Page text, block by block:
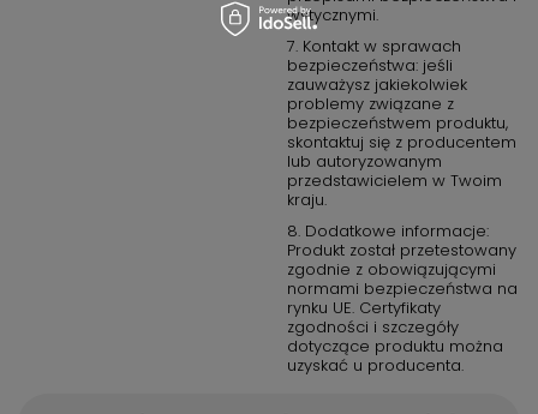
wytycznymi.
7. Kontakt w sprawach
bezpieczeństwa: jeśli
zauważysz jakiekolwiek
problemy związane z
bezpieczeństwem produktu,
skontaktuj się z producentem
lub autoryzowanym
przedstawicielem w Twoim
kraju.
8. Dodatkowe informacje:
Produkt został przetestowany
zgodnie z obowiązującymi
normami bezpieczeństwa na
rynku UE. Certyfikaty
zgodności i szczegóły
dotyczące produktu można
uzyskać u producenta.